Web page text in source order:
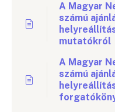
A Magyar
számú
mutatókról
A Magyar
számú